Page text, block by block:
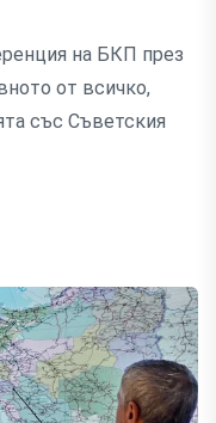
на БКП през
от всичко,
със Съветския